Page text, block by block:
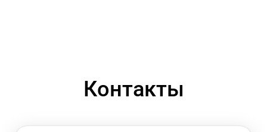
Контакты